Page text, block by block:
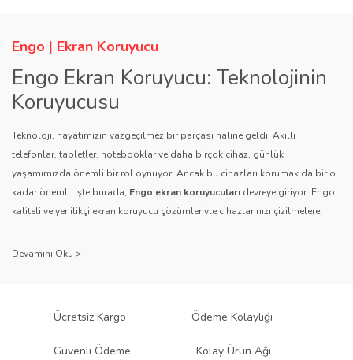
Engo | Ekran Koruyucu
Engo Ekran Koruyucu: Teknolojinin
Koruyucusu
Teknoloji, hayatımızın vazgeçilmez bir parçası haline geldi. Akıllı
telefonlar, tabletler, notebooklar ve daha birçok cihaz, günlük
yaşamımızda önemli bir rol oynuyor. Ancak bu cihazları korumak da bir o
kadar önemli. İşte burada, Engo ekran koruyucuları devreye giriyor. Engo,
kaliteli ve yenilikçi ekran koruyucu çözümleriyle cihazlarınızı çizilmelere,
sağlıyor.
Engo ekran koruyucuları
, uzun yıllara dayanan tecrübesi ve teknolojiye
ürününü titiz bir kalite kontrol sürecinden geçirir. Kullanıcı dostu tasarımı
Ücretsiz Kargo Ödeme Kolaylığı
Güvenli Ödeme Kolay Ürün Ağı